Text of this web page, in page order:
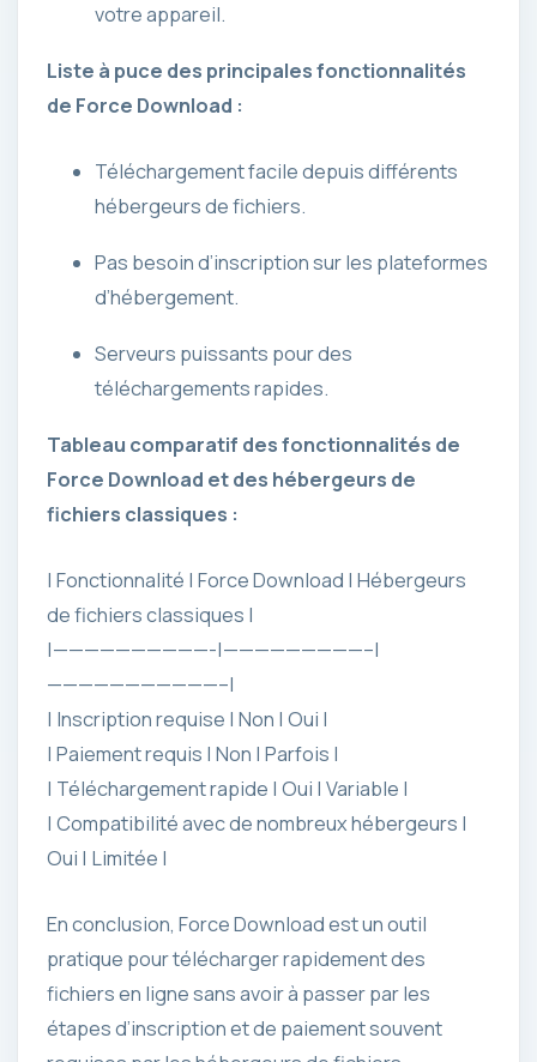
votre appareil.
Liste à puce des principales fonctionnalités
de Force Download :
Téléchargement facile depuis différents
hébergeurs de fichiers.
Pas besoin d’inscription sur les plateformes
d’hébergement.
Serveurs puissants pour des
téléchargements rapides.
Tableau comparatif des fonctionnalités de
Force Download et des hébergeurs de
fichiers classiques :
| Fonctionnalité | Force Download | Hébergeurs
de fichiers classiques |
|——————————-|—————————–|
———————————–|
| Inscription requise | Non | Oui |
| Paiement requis | Non | Parfois |
| Téléchargement rapide | Oui | Variable |
| Compatibilité avec de nombreux hébergeurs |
Oui | Limitée |
En conclusion, Force Download est un outil
pratique pour télécharger rapidement des
fichiers en ligne sans avoir à passer par les
étapes d’inscription et de paiement souvent